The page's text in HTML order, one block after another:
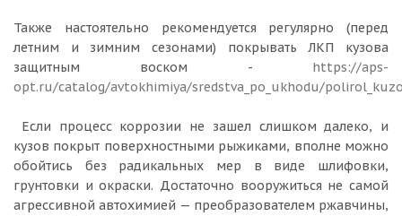
Также настоятельно рекомендуется регулярно (перед
летним и зимним сезонами) покрывать ЛКП кузова
защитным воском - https://aps-
opt.ru/catalog/avtokhimiya/sredstva_po_ukhodu/
Если процесс коррозии не зашел слишком далеко, и
кузов покрыт поверхностными рыжиками, вполне можно
обойтись без радикальных мер в виде шлифовки,
грунтовки и окраски. Достаточно вооружиться не самой
агрессивной автохимией — преобразователем ржавчины,